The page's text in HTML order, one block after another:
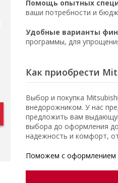
Помощь опытных
ваши потребности и
Удобные варианты
программы, для
Как приобрести
Выбор и покупка
внедорожником. У нас
предложить вам
выбора до оформления
надежность и комфорт,
Поможем с оформлением